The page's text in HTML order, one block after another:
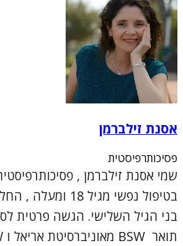
אסנת זילברמן
פסיכותרפיסטית
שמי אסנת זילברמן ,
בטיפול נפשי מגיל
בני הגיל השלישי. הגשה פרטית